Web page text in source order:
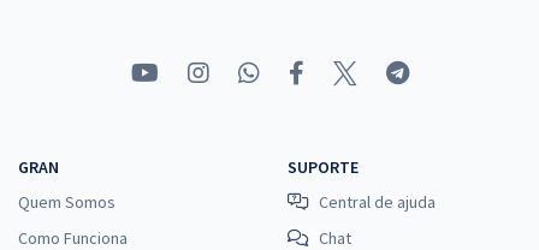
GRAN
Quem Somos
Como Funciona
SUPORTE
Central de ajuda
Chat